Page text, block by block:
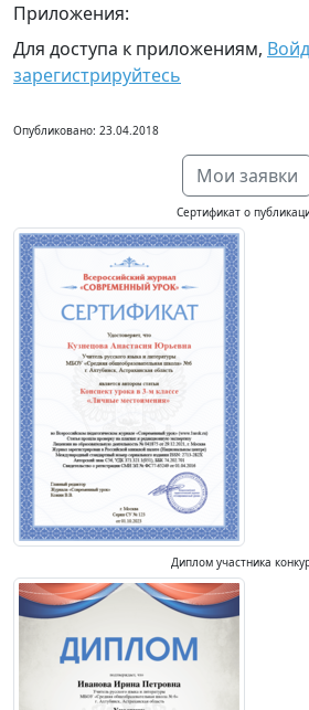
Приложения:
Для доступа к приложениям,
зарегистрируйтесь
Опубликовано: 23.04.2018
Мои заявки
Сертификат о
Диплом участника